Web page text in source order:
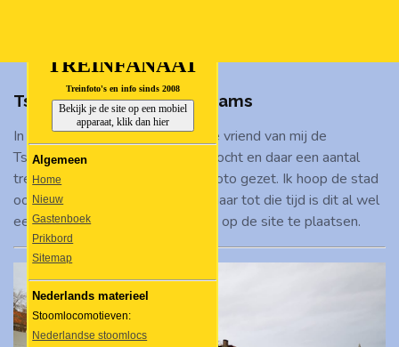
naar
hoofdinhoud
Tsjechische treinen en trams
In februari 2020 heeft een goede vriend van mij de
Tsjechische hoofdstad Praag bezocht en daar een aantal
treinen en trams voor me op de foto gezet. Ik hoop de stad
ook zelf een keer te bezoeken, maar tot die tijd is dit al wel
een mooie verzameling foto's om op de site te plaatsen.
TREINFANAAT
Treinfoto's en info sinds 2008
Bekijk je de site op een mobiel
apparaat, klik dan hier
Algemeen
Home
Nieuw
Gastenboek
Prikbord
Sitemap
Nederlands materieel
Stoomlocomotieven:
Nederlandse stoomlocs